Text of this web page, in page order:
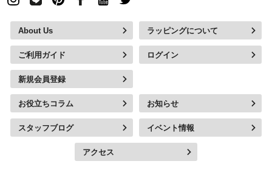
About Us ラッピングについて
ご利用ガイド ログイン
新規会員登録
お役立ちコラム お知らせ
スタッフブログ イベント情報
アクセス